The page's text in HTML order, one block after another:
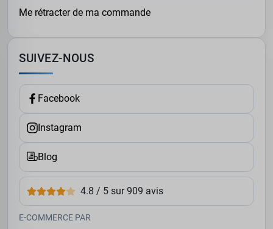
Me rétracter de ma commande
SUIVEZ-NOUS
Facebook
Instagram
Blog
4.8 / 5 sur 909 avis
E-COMMERCE PAR